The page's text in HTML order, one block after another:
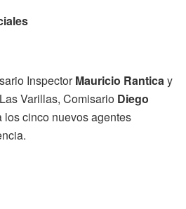
InspectorMauricio Ranticay
Varillas, Comisario Diego
los cinco nuevos agentes